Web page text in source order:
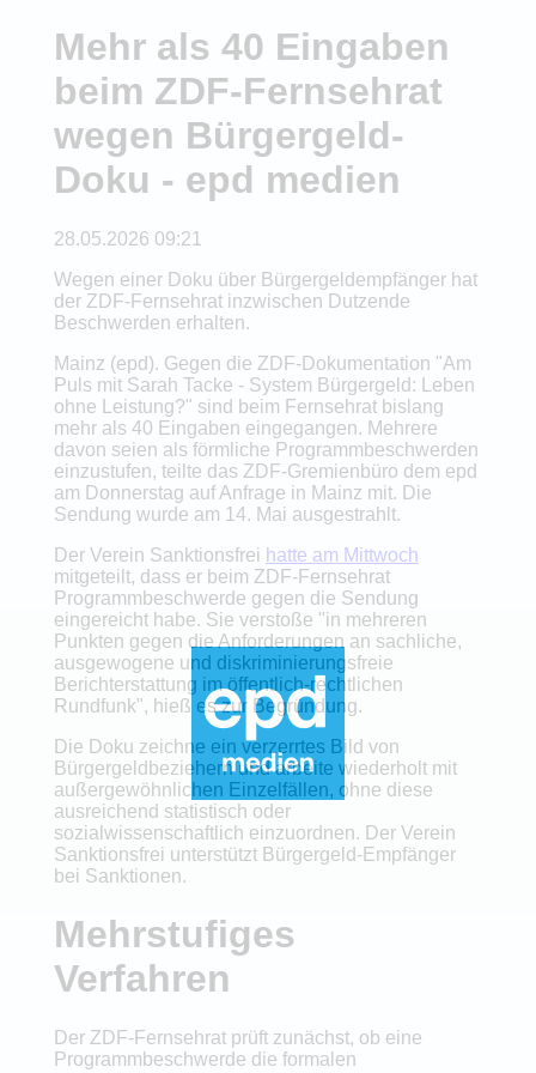
Mehr als 40 Eingaben
beim ZDF-Fernsehrat
wegen Bürgergeld-
Doku - epd medien
28.05.2026 09:21
Wegen einer Doku über Bürgergeldempfänger hat
der ZDF-Fernsehrat inzwischen Dutzende
Beschwerden erhalten.
Mainz (epd). Gegen die ZDF-Dokumentation "Am
Puls mit Sarah Tacke - System Bürgergeld: Leben
ohne Leistung?" sind beim Fernsehrat bislang
mehr als 40 Eingaben eingegangen. Mehrere
davon seien als förmliche Programmbeschwerden
einzustufen, teilte das ZDF-Gremienbüro dem epd
am Donnerstag auf Anfrage in Mainz mit. Die
Sendung wurde am 14. Mai ausgestrahlt.
Der Verein Sanktionsfrei hatte am Mittwoch
mitgeteilt, dass er beim ZDF-Fernsehrat
Programmbeschwerde gegen die Sendung
eingereicht habe. Sie verstoße "in mehreren
Punkten gegen die Anforderungen an sachliche,
ausgewogene und diskriminierungsfreie
Berichterstattung im öffentlich-rechtlichen
Rundfunk", hieß es zur Begründung.
Die Doku zeichne ein verzerrtes Bild von
Bürgergeldbeziehern und arbeite wiederholt mit
außergewöhnlichen Einzelfällen, ohne diese
ausreichend statistisch oder
sozialwissenschaftlich einzuordnen. Der Verein
Sanktionsfrei unterstützt Bürgergeld-Empfänger
bei Sanktionen.
Mehrstufiges
Verfahren
Der ZDF-Fernsehrat prüft zunächst, ob eine
Programmbeschwerde die formalen